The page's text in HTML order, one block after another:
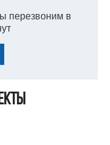
перезвоним в